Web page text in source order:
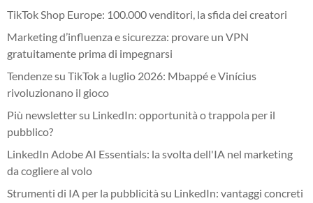
TikTok Shop Europe: 100.000 venditori, la sfida dei creatori
Marketing d’influenza e sicurezza: provare un VPN
gratuitamente prima di impegnarsi
Tendenze su TikTok a luglio 2026: Mbappé e Vinícius
rivoluzionano il gioco
Più newsletter su LinkedIn: opportunità o trappola per il
pubblico?
LinkedIn Adobe AI Essentials: la svolta dell'IA nel marketing
da cogliere al volo
Strumenti di IA per la pubblicità su LinkedIn: vantaggi concreti